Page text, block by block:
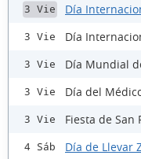
3 Vie Día
3 Vie Día
3 Vie Día Mundial
3 Vie Día del
3 Vie Fiesta de San
4 Sáb Día de Llevar